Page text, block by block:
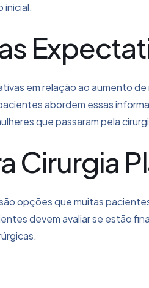
inicial.
em relação ao aumento
abordem essas
que passaram pela
Cirurgia
opções que muitas
devem avaliar se estão